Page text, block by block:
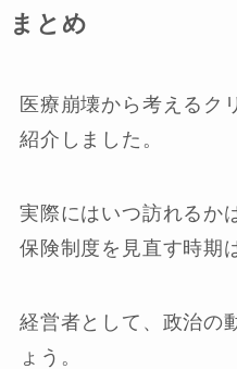
まとめ
医療崩壊から考えるク
紹介しました。
実際にはいつ訪れるか
保険制度を見直す時期
経営者として、政治の
ょう。